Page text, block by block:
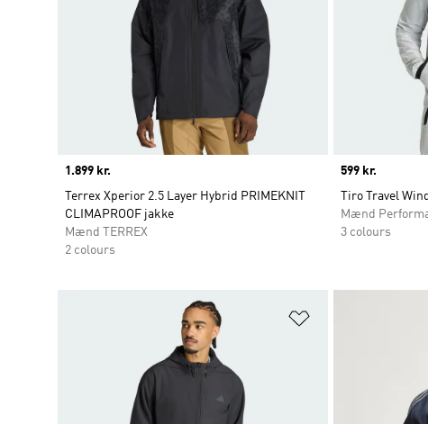
Price
1.899 kr.
Terrex Xperior 2.5 Layer Hybrid PRIMEKNIT
CLIMAPROOF jakke
Mænd TERREX
2 colours
Price
599 kr.
Tiro Travel
Mænd
3 colours